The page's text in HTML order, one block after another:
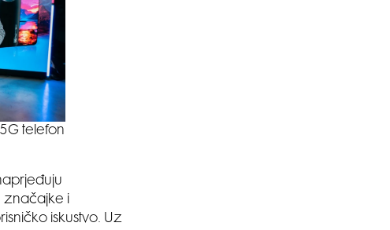
telefon
značajke i
iskustvo. Uz